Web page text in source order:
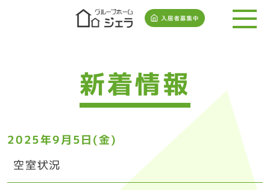
新着情報
2025年9月5日(金)
空室状況